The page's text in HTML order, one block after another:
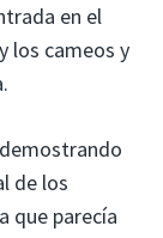
en el
los cameos y
de los
que parecía